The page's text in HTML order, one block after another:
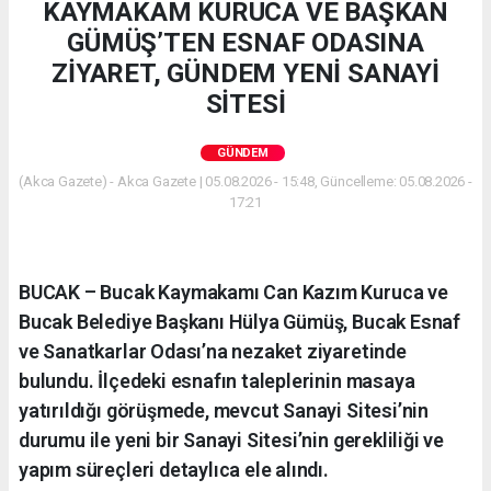
KAYMAKAM KURUCA VE BAŞKAN
GÜMÜŞ’TEN ESNAF ODASINA
ZİYARET, GÜNDEM YENİ SANAYİ
SİTESİ
GÜNDEM
(Akca Gazete) - Akca Gazete | 05.08.2026 - 15:48, Güncelleme: 05.08.2026 -
17:21
BUCAK – Bucak Kaymakamı Can Kazım Kuruca ve
Bucak Belediye Başkanı Hülya Gümüş, Bucak Esnaf
ve Sanatkarlar Odası’na nezaket ziyaretinde
bulundu. İlçedeki esnafın taleplerinin masaya
yatırıldığı görüşmede, mevcut Sanayi Sitesi’nin
durumu ile yeni bir Sanayi Sitesi’nin gerekliliği ve
yapım süreçleri detaylıca ele alındı.